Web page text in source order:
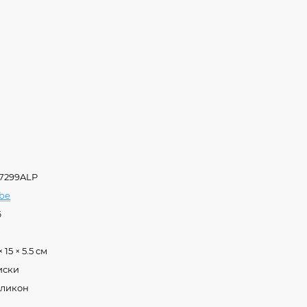
15 × 5.5 см